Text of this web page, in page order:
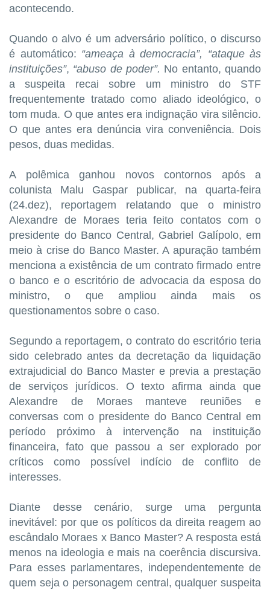
acontecendo.
Quando o alvo é um adversário político, o discurso
é automático: “ameaça à democracia”, “ataque às
instituições”, “abuso de poder”. No entanto, quando
a suspeita recai sobre um ministro do STF
frequentemente tratado como aliado ideológico, o
tom muda. O que antes era indignação vira silêncio.
O que antes era denúncia vira conveniência. Dois
pesos, duas medidas.
A polêmica ganhou novos contornos após a
colunista Malu Gaspar publicar, na quarta-feira
(24.dez), reportagem relatando que o ministro
Alexandre de Moraes teria feito contatos com o
presidente do Banco Central, Gabriel Galípolo, em
meio à crise do Banco Master. A apuração também
menciona a existência de um contrato firmado entre
o banco e o escritório de advocacia da esposa do
ministro, o que ampliou ainda mais os
questionamentos sobre o caso.
Segundo a reportagem, o contrato do escritório teria
sido celebrado antes da decretação da liquidação
extrajudicial do Banco Master e previa a prestação
de serviços jurídicos. O texto afirma ainda que
Alexandre de Moraes manteve reuniões e
conversas com o presidente do Banco Central em
período próximo à intervenção na instituição
financeira, fato que passou a ser explorado por
críticos como possível indício de conflito de
interesses.
Diante desse cenário, surge uma pergunta
inevitável: por que os políticos da direita reagem ao
escândalo Moraes x Banco Master? A resposta está
menos na ideologia e mais na coerência discursiva.
Para esses parlamentares, independentemente de
quem seja o personagem central, qualquer suspeita